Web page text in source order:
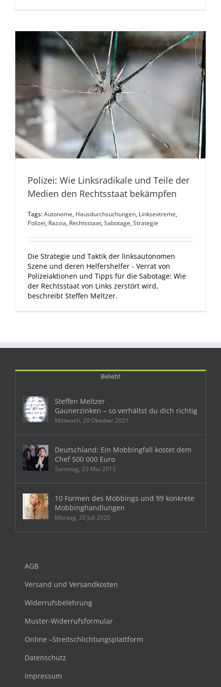
Polizei: Wie Linksradikale und Teile der
Medien den Rechtsstaat bekämpfen
Tags:Autonome, Hausdurchsuchungen, Linksextreme,
Polizei, Razzia, Rechtsstaat,Sabotage,Strategie
Die Strategie und Taktik der linksautonomen
Szene und deren Helfershelfer - Verrat von
Polizeiaktionen und Tipps für die Sabotage: Wie
der Rechtsstaat von Links zerstört wird,
beschreibt Steffen Meltzer.
Beliebt
Steffen Meltzer
Gaunerzinken – so verhältst du dich richtig
Mittwoch, 20 Oktober 2021
Deutschland: Ein Mobbingfall kostet dem
Chef 500 000 Euro
Samstag, 23 Mai 2015
10 Formen des Mobbings und 99 konkrete
Mobbinghandlungen
Montag, 20 Juli 2020
AGB
Versand und Versandkosten
Widerrufsbelehrung
Muster-Widerrufsformular
Online –Streitschlichtungsplattform
Datenschutz
Impressum